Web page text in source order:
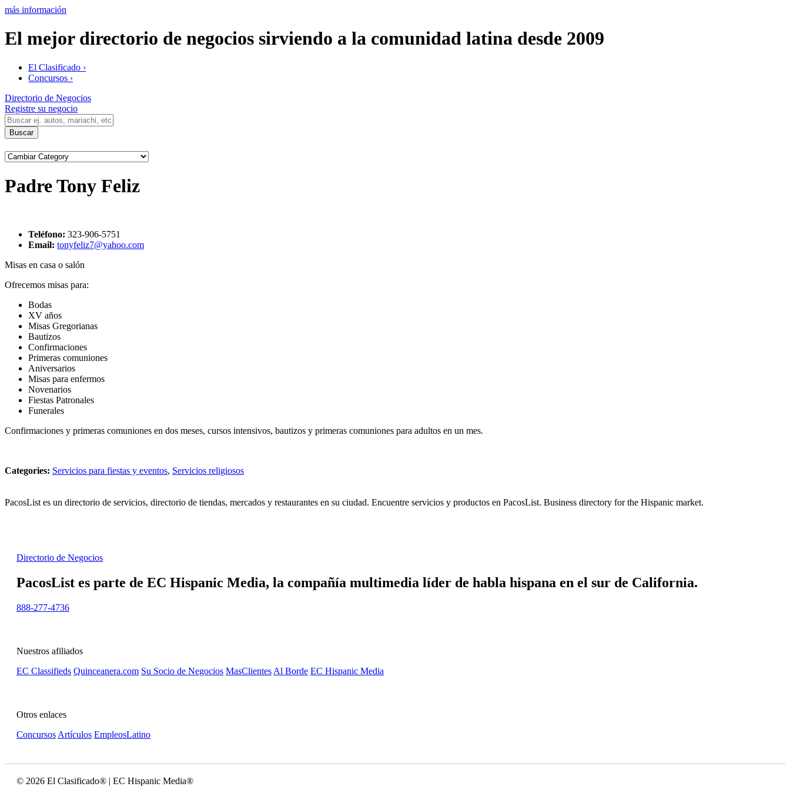
más información
El mejor directorio de negocios sirviendo a la comunidad latina desde 2009
El Clasificado ›
Concursos ›
Directorio de Negocios
Registre su negocio
Padre Tony Feliz
Teléfono: 323-906-5751
Email: tonyfeliz7@yahoo.com
Misas en casa o salón
Ofrecemos misas para:
Bodas
XV años
Misas Gregorianas
Bautizos
Confirmaciones
Primeras comuniones
Aniversarios
Misas para enfermos
Novenarios
Fiestas Patronales
Funerales
Confirmaciones y primeras comuniones en dos meses, cursos intensivos, bautizos y primeras comuniones para adultos en un mes.
Categories: Servicios para fiestas y eventos, Servicios religiosos
PacosList es un directorio de servicios, directorio de tiendas, mercados y restaurantes en su ciudad. Encuentre servicios y productos en PacosList. Business directory for the Hispanic market.
Directorio de Negocios
PacosList es parte de EC Hispanic Media, la compañía multimedia líder de habla hispana en el sur de California.
888-277-4736
Nuestros afiliados
EC Classifieds Quinceanera.com Su Socio de Negocios MasClientes Al Borde EC Hispanic Media
Otros enlaces
Concursos Artículos EmpleosLatino
© 2026 El Clasificado® | EC Hispanic Media®